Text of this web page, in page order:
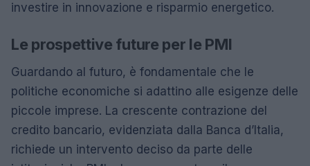
investire in innovazione e risparmio energetico.
Le prospettive future per le PMI
Guardando al futuro, è fondamentale che le
politiche economiche si adattino alle esigenze delle
piccole imprese. La crescente contrazione del
credito bancario, evidenziata dalla Banca d’Italia,
richiede un intervento deciso da parte delle